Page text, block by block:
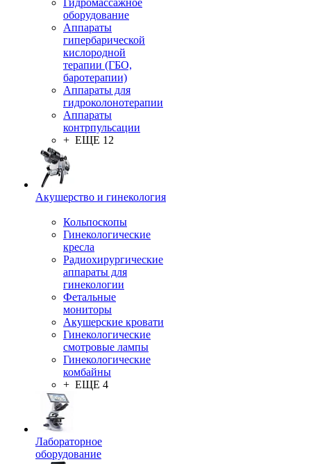
Гидромассажное
оборудование
Аппараты
гипербарической
кислородной
терапии (ГБО,
баротерапии)
Аппараты для
гидроколонотерапии
Аппараты
контрпульсации
+ ЕЩЕ 12
Акушерство и гинекология
Кольпоскопы
Гинекологические
кресла
Радиохирургические
аппараты для
гинекологии
Фетальные
мониторы
Акушерские кровати
Гинекологические
смотровые лампы
Гинекологические
комбайны
+ ЕЩЕ 4
Лабораторное
оборудование